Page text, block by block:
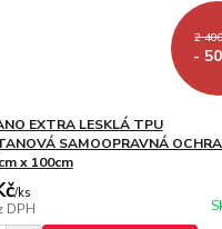
2
-
EXTRA LESKLÁ TPU
SAMOOPRAVNÁ
x 100cm
/ks
DPH